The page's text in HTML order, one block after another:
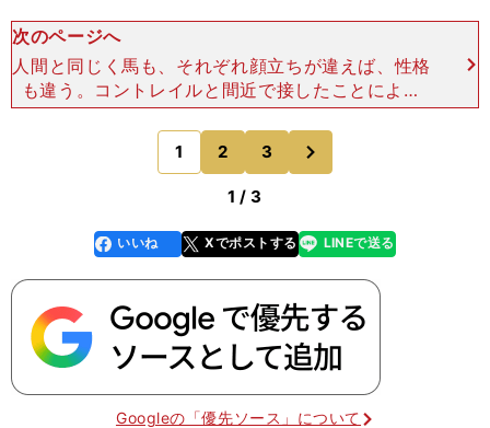
次のページへ
人間と同じく馬も、それぞれ顔立ちが違えば、性格
も違う。コントレイルと間近で接したことによっ
て、そのことを再認識させられ、以来、私にとって
コントレイルはものすごく愛おしい存在になりまし
た。 いわば、コ
1 2 3
1 / 3
faceboo
k
いいね Xでポストする
line LINEで送る
Googleの「優先ソース」について